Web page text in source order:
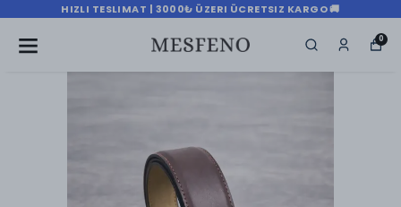
HIZLI TESLIMAT | 3000₺ ÜZERI ÜCRETSIZ KARGO 🚚
0